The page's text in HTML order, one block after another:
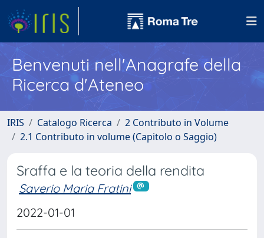
Benvenuti nell'Anagrafe della
Ricerca d'Ateneo
IRIS Catalogo Ricerca
2 Contributo in Volume
2.1 Contributo in volume (Capitolo o Saggio)
Sraffa e la teoria della rendita
Saverio Maria Fratini
2022-01-01